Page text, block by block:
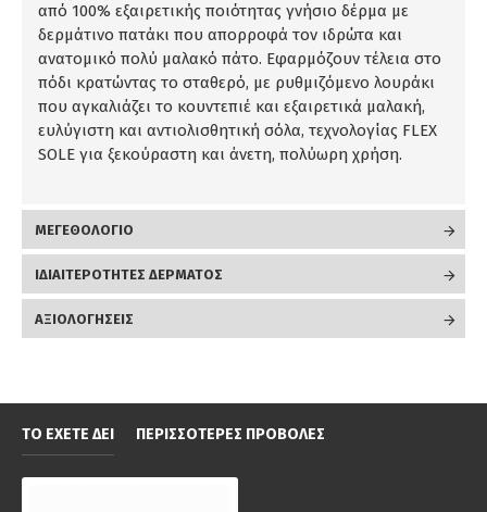
από 100% εξαιρετικής ποιότητας γνήσιο δέρμα με
δερμάτινο πατάκι που απορροφά τον ιδρώτα και
ανατομικό πολύ μαλακό πάτο. Εφαρμόζουν τέλεια στο
πόδι κρατώντας το σταθερό, με ρυθμιζόμενο λουράκι
που αγκαλιάζει το κουντεπιέ και εξαιρετικά μαλακή,
ευλύγιστη και αντιολισθητική σόλα, τεχνολογίας FLEX
SOLE για ξεκούραστη και άνετη, πολύωρη χρήση.
ΜΕΓΕΘΟΛΟΓΙΟ
ΙΔΙΑΙΤΕΡΟΤΗΤΕΣ ΔΕΡΜΑΤΟΣ
ΑΞΙΟΛΟΓΉΣΕΙΣ
ΤΟ ΈΧΕΤΕ ΔΕΙ ΠΕΡΙΣΣΌΤΕΡΕΣ ΠΡΟΒΟΛΈΣ